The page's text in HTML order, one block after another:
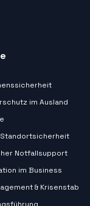
im Ausland
Notfallsupport
im Business
& Krisenstab